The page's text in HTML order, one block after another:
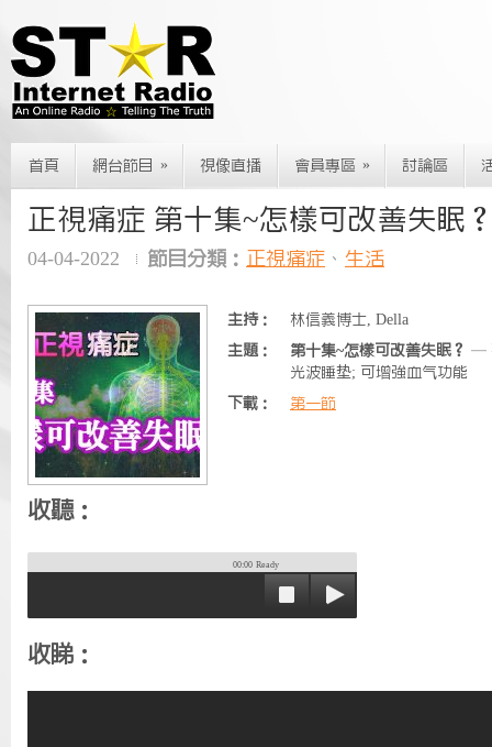
首頁 網台節目 » 視像直播 會員專區 » 討論區
正視痛症 第十集~怎樣可改善失眠
04-04-2022 節目分類： 正視痛症 、 生活
主持：
林信義博士, Della
主題：
第十集~怎樣可改善失眠？ —
光波睡垫; 可增強血气功能
下載：
第一節
收聽：
00:00 Ready
收睇：